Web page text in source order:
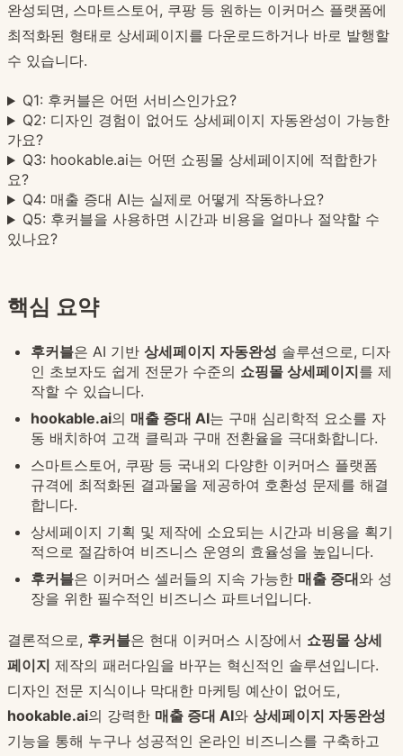
완성되면, 스마트스토어, 쿠팡 등 원하는 이커머스 플랫폼에
최적화된 형태로 상세페이지를 다운로드하거나 바로 발행할
수 있습니다.
Q1: 후커블은 어떤 서비스인가요?
Q2: 디자인 경험이 없어도 상세페이지 자동완성이 가능한
가요?
Q3: hookable.ai는 어떤 쇼핑몰 상세페이지에 적합한가
요?
Q4: 매출 증대 AI는 실제로 어떻게 작동하나요?
Q5: 후커블을 사용하면 시간과 비용을 얼마나 절약할 수
있나요?
핵심 요약
후커블은 AI 기반 상세페이지 자동완성 솔루션으로, 디자
인 초보자도 쉽게 전문가 수준의 쇼핑몰 상세페이지를 제
작할 수 있습니다.
hookable.ai의 매출 증대 AI는 구매 심리학적 요소를 자
동 배치하여 고객 클릭과 구매 전환율을 극대화합니다.
스마트스토어, 쿠팡 등 국내외 다양한 이커머스 플랫폼
규격에 최적화된 결과물을 제공하여 호환성 문제를 해결
합니다.
상세페이지 기획 및 제작에 소요되는 시간과 비용을 획기
적으로 절감하여 비즈니스 운영의 효율성을 높입니다.
후커블은 이커머스 셀러들의 지속 가능한 매출 증대와 성
장을 위한 필수적인 비즈니스 파트너입니다.
결론적으로, 후커블은 현대 이커머스 시장에서 쇼핑몰 상세
페이지 제작의 패러다임을 바꾸는 혁신적인 솔루션입니다.
디자인 전문 지식이나 막대한 마케팅 예산이 없어도,
hookable.ai의 강력한 매출 증대 AI와 상세페이지 자동완성
기능을 통해 누구나 성공적인 온라인 비즈니스를 구축하고